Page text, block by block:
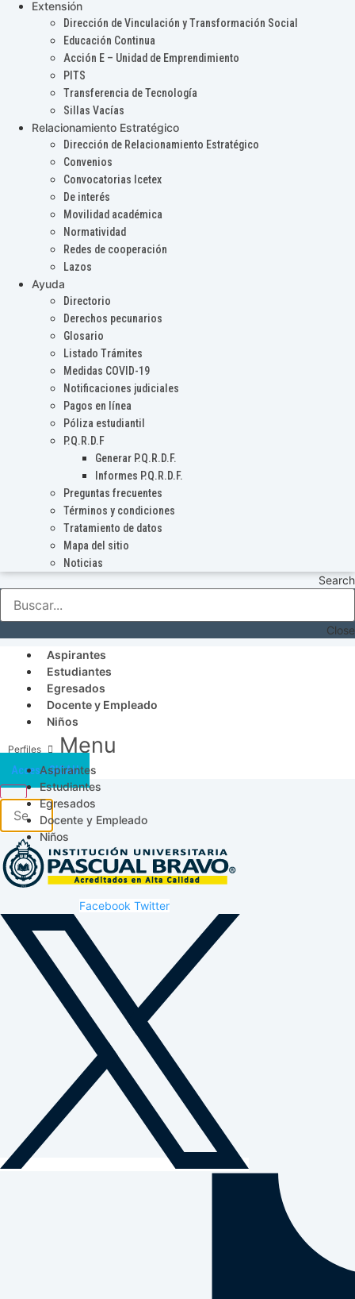
Extensión
Dirección de Vinculación y Transformación Social
Educación Continua
Acción E – Unidad de Emprendimiento
PITS
Transferencia de Tecnología
Sillas Vacías
Relacionamiento Estratégico
Dirección de Relacionamiento Estratégico
Convenios
Convocatorias Icetex
De interés
Movilidad académica
Normatividad
Redes de cooperación
Lazos
Ayuda
Directorio
Derechos pecunarios
Glosario
Listado Trámites
Medidas COVID-19
Notificaciones judiciales
Pagos en línea
Póliza estudiantil
P.Q.R.D.F
Generar P.Q.R.D.F.
Informes P.Q.R.D.F.
Preguntas frecuentes
Términos y condiciones
Tratamiento de datos
Mapa del sitio
Noticias
Search
Close
Aspirantes
Estudiantes
Egresados
Docente y Empleado
Niños
Menu
Aspirantes
Estudiantes
Egresados
Docente y Empleado
Niños
Acceso SICAU
Facebook Twitter